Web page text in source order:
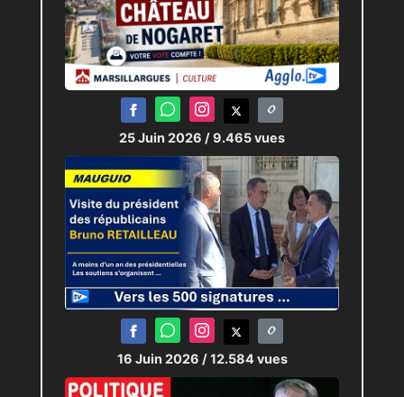
25 Juin 2026 / 9.465 vues
16 Juin 2026 / 12.584 vues